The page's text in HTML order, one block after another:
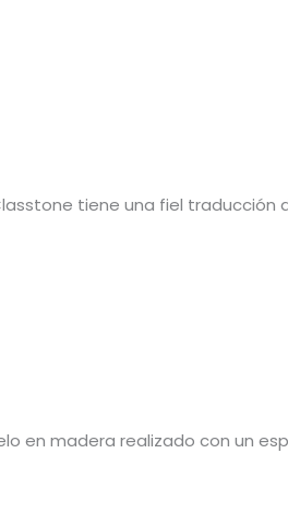
tiene una fiel traducción
en madera realizado con un